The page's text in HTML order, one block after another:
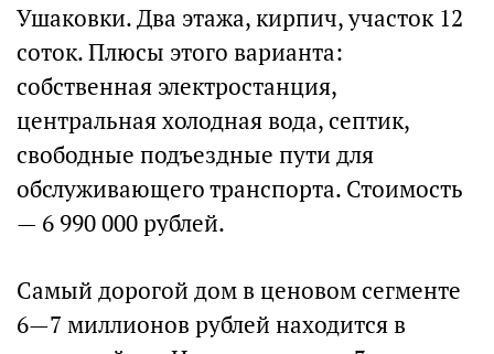
Ушаковки. Два этажа, кирпич, участок 12
соток. Плюсы этого варианта:
собственная электростанция,
центральная холодная вода, септик,
свободные подъездные пути для
обслуживающего транспорта. Стоимость
— 6 990 000 рублей.
Самый дорогой дом в ценовом сегменте
6—7 миллионов рублей находится в